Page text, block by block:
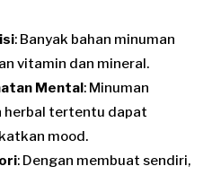
: Banyak bahan minuman
vitamin dan mineral.
Mental: Minuman
herbal tertentu dapat
mood.
: Dengan membuat sendiri,